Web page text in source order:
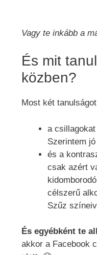
Vagy te inkább a
És mit
közben?
Most két
a
Szerintem
és a
csak azért
célszerű
Szűz
És egyébként te
akkor a Facebook